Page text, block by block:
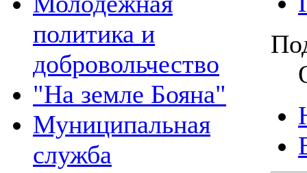
политика и
добровольчество
"На земле Бояна"
Муниципальная
служба